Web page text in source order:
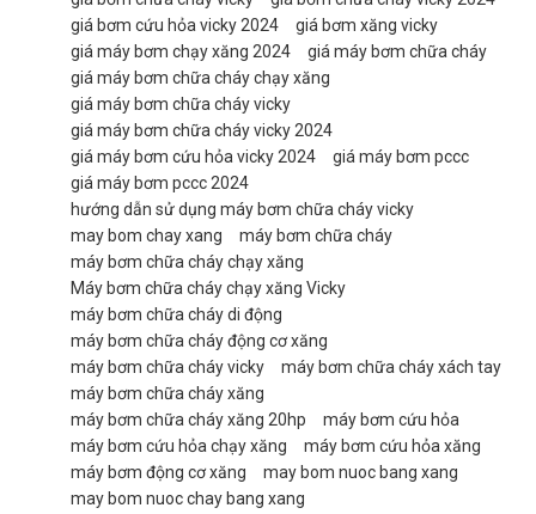
giá bơm cứu hỏa vicky 2024
giá bơm xăng vicky
giá máy bơm chạy xăng 2024
giá máy bơm chữa cháy
giá máy bơm chữa cháy chạy xăng
giá máy bơm chữa cháy vicky
giá máy bơm chữa cháy vicky 2024
giá máy bơm cứu hỏa vicky 2024
giá máy bơm pccc
giá máy bơm pccc 2024
hướng dẫn sử dụng máy bơm chữa cháy vicky
may bom chay xang
máy bơm chữa cháy
máy bơm chữa cháy chạy xăng
Máy bơm chữa cháy chạy xăng Vicky
máy bơm chữa cháy di động
máy bơm chữa cháy động cơ xăng
máy bơm chữa cháy vicky
máy bơm chữa cháy xách tay
máy bơm chữa cháy xăng
máy bơm chữa cháy xăng 20hp
máy bơm cứu hỏa
máy bơm cứu hỏa chạy xăng
máy bơm cứu hỏa xăng
máy bơm động cơ xăng
may bom nuoc bang xang
may bom nuoc chay bang xang